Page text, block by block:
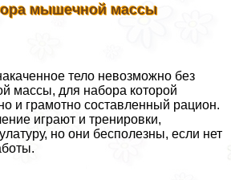
мышечной массы
тело невозможно без
массы, для набора которой
и грамотно составленный рацион.
играют и тренировки,
но они бесполезны, если нет